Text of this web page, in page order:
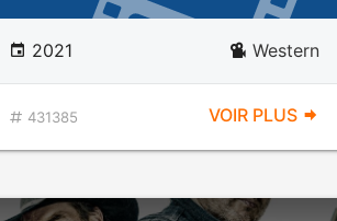
2021 Western
431385 VOIR PLUS